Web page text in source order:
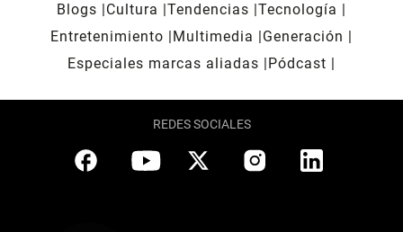
Blogs
Cultura Tendencias Tecnología
Entretenimiento
Multimedia
Generación
Especiales marcas aliadas
Pódcast
REDES SOCIALES